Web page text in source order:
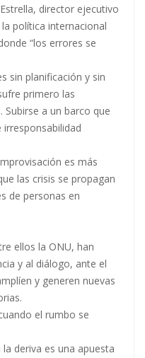
director ejecutivo
política internacional
“los errores se
sin planificación y sin
primero las
Subirse a un barco que
es más
las crisis se propagan
de personas en
ellos la ONU, han
y al diálogo, ante el
y generen nuevas
el rumbo se
deriva es una apuesta